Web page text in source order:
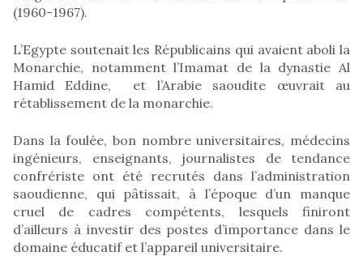
(1960-1967).
L’Egypte soutenait les Républicains qui avaient aboli la
Monarchie, notamment l’Imamat de la dynastie Al
Hamid Eddine, et l’Arabie saoudite œuvrait au
rétablissement de la monarchie.
Dans la foulée, bon nombre universitaires, médecins
ingénieurs, enseignants, journalistes de tendance
confrériste ont été recrutés dans l’administration
saoudienne, qui pâtissait, à l’époque d’un manque
cruel de cadres compétents, lesquels finiront
d’ailleurs à investir des postes d’importance dans le
domaine éducatif et l’appareil universitaire.